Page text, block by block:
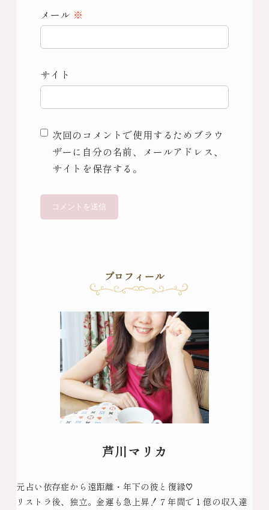
メール ※
サイト
次回のコメントで使用するためブラウ
ザーに自分の名前、メールアドレス、
サイトを保存する。
プロフィール
芦川マリカ
元占い依存症から遠距離・年下の彼と復縁♡
リストラ後、独立。金運も急上昇！７年間で１億の収入達